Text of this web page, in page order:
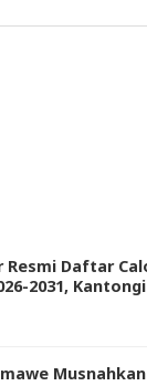
Resmi Daftar
2031,